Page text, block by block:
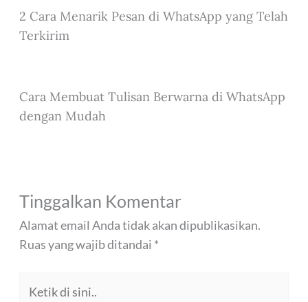
2 Cara Menarik Pesan di WhatsApp yang Telah
Terkirim
Cara Membuat Tulisan Berwarna di WhatsApp
dengan Mudah
Tinggalkan Komentar
Alamat email Anda tidak akan dipublikasikan.
Ruas yang wajib ditandai *